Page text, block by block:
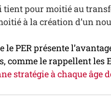
pour moitié au
à la création d’un
le PER présente
comme le rappellent les
stratégie à chaque âge